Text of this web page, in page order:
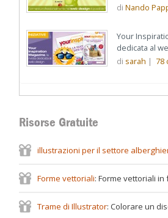
di Nando
Your
dedicata al
di sarah | 78
Risorse Gratuite
illustrazioni per il settore
Forme vettoriali: Forme vettoriali in
Trame di Illustrator: Colorare un